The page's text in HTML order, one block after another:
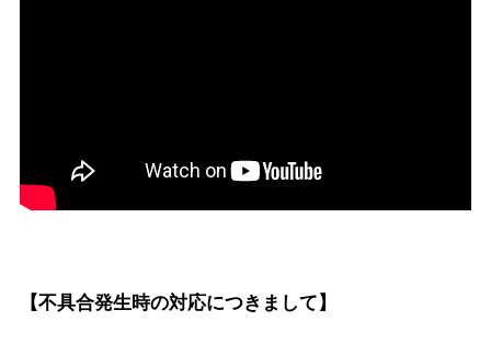
【不具合発生時の対応につきまして】